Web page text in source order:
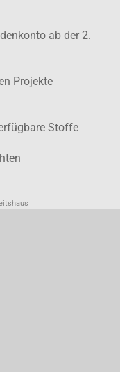
ab der 2.
Projekte
Stoffe